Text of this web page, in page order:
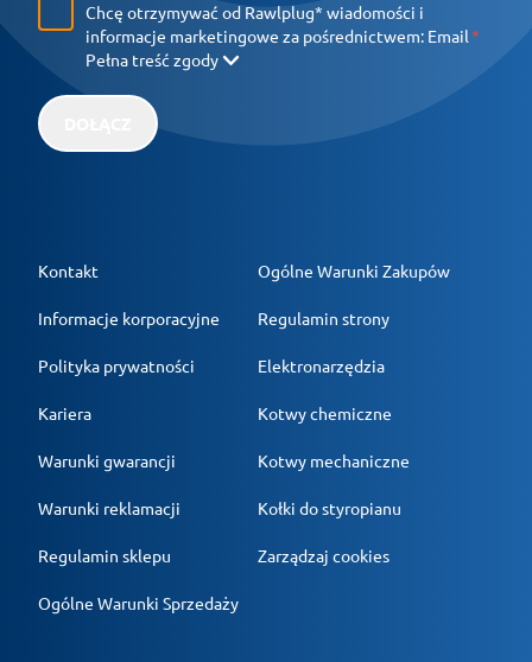
Chcę otrzymywać od Rawlplug* wiadomości i
informacje marketingowe za pośrednictwem: Email
Pełna treść zgody
Kontakt
Informacje korporacyjne
Polityka prywatności
Kariera
Warunki gwarancji
Warunki reklamacji
Regulamin sklepu
Ogólne Warunki Sprzedaży
Ogólne Warunki Zakupów
Regulamin strony
Elektronarzędzia
Kotwy chemiczne
Kotwy mechaniczne
Kołki do styropianu
Zarządzaj cookies